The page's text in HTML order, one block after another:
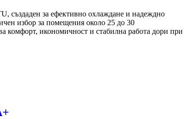
за ефективно охлаждане и надеждно
избор за помещения около 25 до 30
комфорт, икономичност и стабилна работа дори при